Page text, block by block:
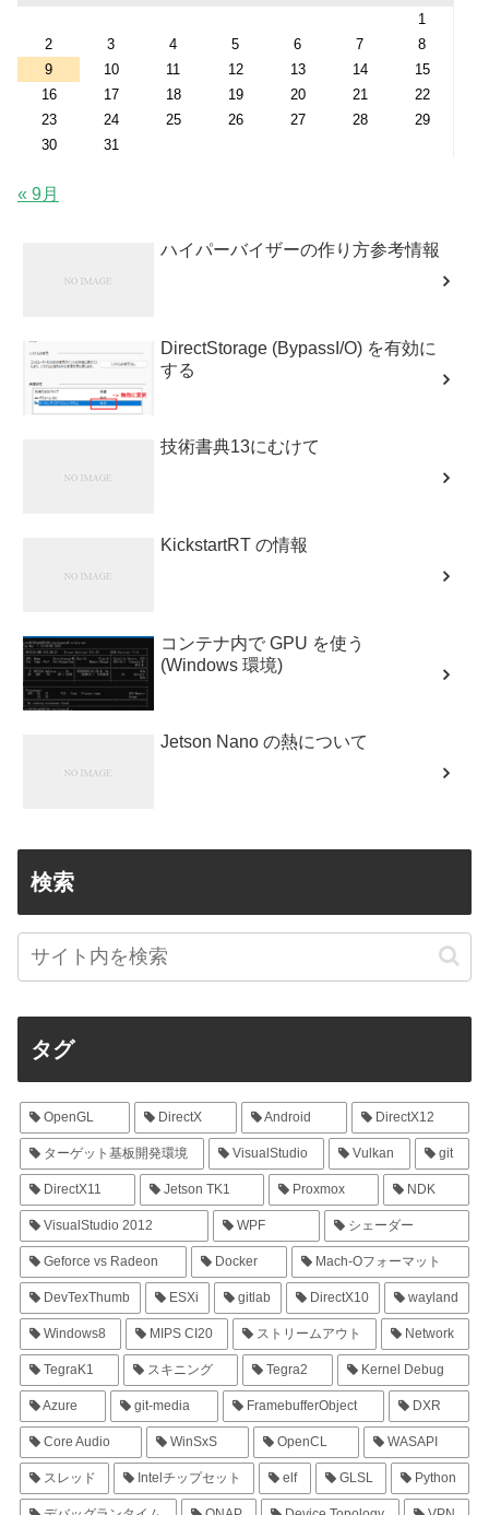
1
2
3 4 5 6 7
8
9
10 11 12 13 14
15
16
17 18 19 20 21
22
23
24 25 26 27 28
29
30
31
« 9月
ハイパーバイザーの作り方参考情報
DirectStorage (BypassI/O) を有効に
する
技術書典13にむけて
KickstartRT の情報
コンテナ内で GPU を使う
(Windows 環境)
Jetson Nano の熱について
検索
タグ
OpenGL DirectX Android DirectX12
ターゲット基板開発環境 VisualStudio Vulkan git
DirectX11 Jetson TK1 Proxmox NDK
VisualStudio 2012 WPF シェーダー
Geforce vs Radeon Docker Mach-Oフォーマット
DevTexThumb ESXi gitlab DirectX10 wayland
Windows8 MIPS CI20 ストリームアウト Network
TegraK1 スキニング Tegra2 Kernel Debug
Azure git-media FramebufferObject DXR
Core Audio WinSxS OpenCL WASAPI
スレッド Intelチップセット elf GLSL Python